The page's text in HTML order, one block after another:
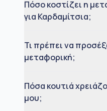
Πόσο κοστίζει η
για Καρδαμίτσια;
Τι πρέπει να
μεταφορική;
Πόσα κουτιά
μου;